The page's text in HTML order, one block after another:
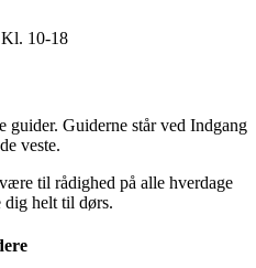
Kl. 10-18
Guiderne står ved Indgang
veste.
til rådighed på alle hverdage
helt til dørs.